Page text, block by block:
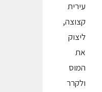
עירית
קצוצה,
ליצוק
את
המוס
ולקרר